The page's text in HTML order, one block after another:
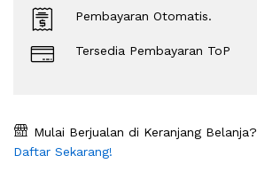
Pembayaran Otomatis.
Tersedia Pembayaran ToP
Mulai Berjualan di Keranjang Belanja?
Daftar Sekarang!